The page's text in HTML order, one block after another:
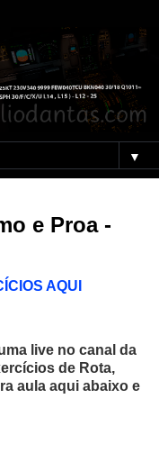
▼
e Proa -
AQUI
live no canal da
de Rota,
aula aqui abaixo e